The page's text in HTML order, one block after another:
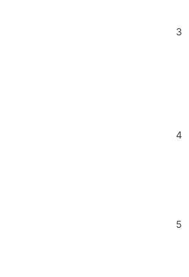
3
4
5